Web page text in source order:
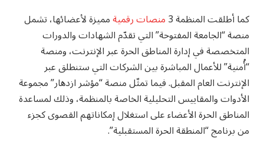
كما أطلقت المنظمة 3 منصات رقميةمميزة لأعضائها، تشمل
منصة “الجامعة المفتوحة” التي تقدّم الشهادات والدورات
المتخصصة في إدارة المناطق الحرة عبر الإنترنت، ومنصة
“أُمنية” للأعمال المباشرة بين الشركات التي ستنطلق عبر
الإنترنت العام المقبل. فيما تمثّل منصة “مؤشر ازدهار” مجموعة
الأدوات والمقاييس التحليلية الخاصة بالمنظمة، وذلك لمساعدة
المناطق الحرة الأعضاء على استغلال إمكاناتهم القصوى كجزء
من برنامج “المنطقة الحرة المستقبلية”.